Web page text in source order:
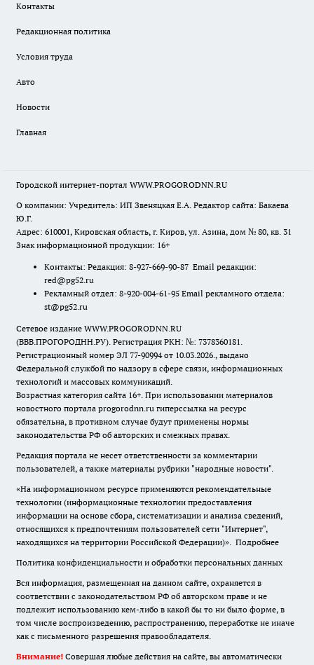
Контакты
Редакционная политика
Условия труда
Авто
Новости
Главная
Городской интернет-портал WWW.PROGORODNN.RU
О компании: Учредитель: ИП Звеняцкая Е.А. Редактор сайта: Бакаева
Ю.Г.
Адрес: 610001, Кировская область, г. Киров, ул. Азина, дом № 80, кв. 31
Знак информационной продукции: 16+
Контакты: Редакция: 8-927-669-90-87 Email редакции:
red@pg52.ru
Рекламный отдел: 8-920-004-61-95 Email рекламного отдела:
st@pg52.ru
Сетевое издание WWW.PROGORODNN.RU
(ВВВ.ПРОГОРОДНН.РУ). Регистрация РКН: №: 7378360181.
Регистрационный номер ЭЛ 77-90994 от 10.03.2026., выдано
Федеральной службой по надзору в сфере связи, информационных
технологий и массовых коммуникаций.
Возрастная категория сайта 16+. При использовании материалов
новостного портала progorodnn.ru гиперссылка на ресурс
обязательна, в противном случае будут применены нормы
законодательства РФ об авторских и смежных правах.
Редакция портала не несет ответственности за комментарии
пользователей, а также материалы рубрики "народные новости".
«На информационном ресурсе применяются рекомендательные
технологии (информационные технологии предоставления
информации на основе сбора, систематизации и анализа сведений,
относящихся к предпочтениям пользователей сети "Интернет",
находящихся на территории Российской Федерации)». Подробнее
Политика конфиденциальности и обработки персональных данных
Вся информация, размещенная на данном сайте, охраняется в
соответствии с законодательством РФ об авторском праве и не
подлежит использованию кем-либо в какой бы то ни было форме, в
том числе воспроизведению, распространению, переработке не иначе
как с письменного разрешения правообладателя.
Внимание! Совершая любые действия на сайте, вы автоматически